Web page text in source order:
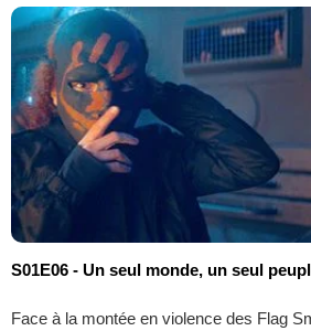
S01E06 - Un seul monde, un seul
Face à la montée en violence des Flag